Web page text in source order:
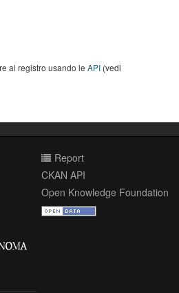
al registro usando le API (vedi
Report
CKAN API
Open Knowledge Foundation